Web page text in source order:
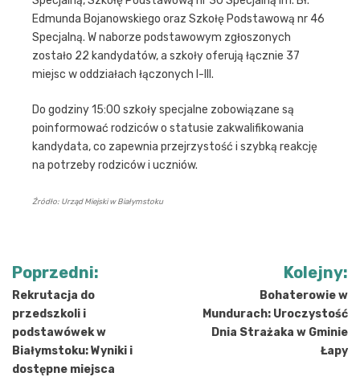
Edmunda Bojanowskiego oraz Szkołę Podstawową nr 46
Specjalną. W naborze podstawowym zgłoszonych
zostało 22 kandydatów, a szkoły oferują łącznie 37
miejsc w oddziałach łączonych I-III.
Do godziny 15:00 szkoły specjalne zobowiązane są
poinformować rodziców o statusie zakwalifikowania
kandydata, co zapewnia przejrzystość i szybką reakcję
na potrzeby rodziców i uczniów.
Źródło: Urząd Miejski w Białymstoku
Nawigacja
wpisu
Poprzedni:
Rekrutacja do
przedszkoli i
podstawówek w
Białymstoku: Wyniki i
dostępne miejsca
Kolejny:
Bohaterowie w
Mundurach: Uroczystość
Dnia Strażaka w Gminie
Łapy